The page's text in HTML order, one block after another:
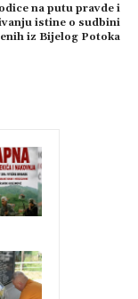
na putu pravde i
istine o sudbini
iz Bijelog Potoka